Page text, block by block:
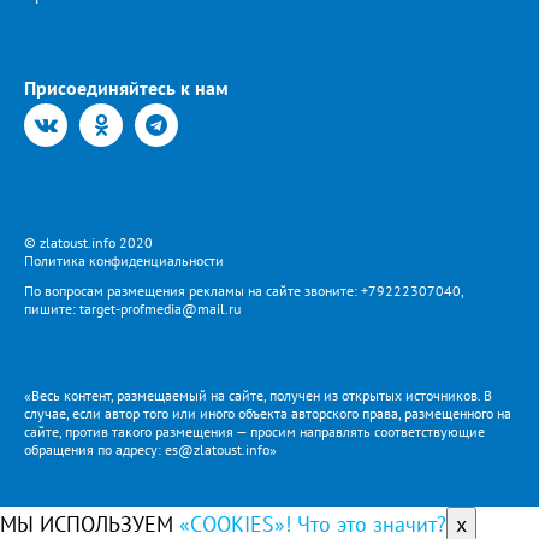
Присоединяйтесь к нам
© zlatoust.info 2020
Политика конфиденциальности
По вопросам размещения рекламы на сайте звоните: +79222307040,
пишите: target-profmedia@mail.ru
«Весь контент, размещаемый на сайте, получен из открытых источников. В
случае, если автор того или иного объекта авторского права, размещенного на
сайте, против такого размещения — просим направлять соответствующие
обращения по адресу: es@zlatoust.info»
МЫ ИСПОЛЬЗУЕМ «COOKIES»! Что это значит? x